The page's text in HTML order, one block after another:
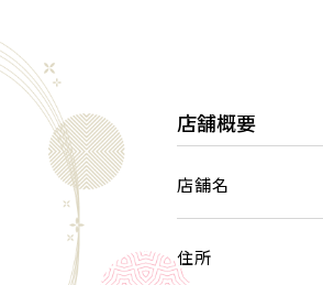
店舗概要
店舗名
住所